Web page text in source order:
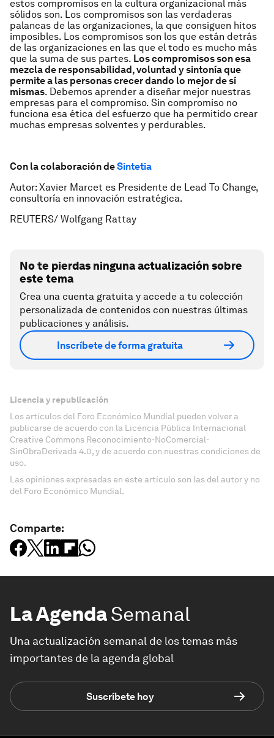
estos compromisos en la cultura organizacional más
sólidos son. Los compromisos son las verdaderas
palancas de las organizaciones, la que consiguen hitos
imposibles. Los compromisos son los que están detrás
de las organizaciones en las que el todo es mucho más
que la suma de sus partes. Los compromisos son esa
mezcla de responsabilidad, voluntad y sintonía que
permite a las personas crecer dando lo mejor de sí
mismas. Debemos aprender a diseñar mejor nuestras
empresas para el compromiso. Sin compromiso no
funciona esa ética del esfuerzo que ha permitido crear
muchas empresas solventes y perdurables.
Con la colaboración deSintetia
Autor: Xavier Marcet es Presidente de Lead To Change,
consultoría en innovación estratégica.
REUTERS/ Wolfgang Rattay
No te pierdas ninguna actualización sobre
este tema
Crea una cuenta gratuita y accede a tu colección
personalizada de contenidos con nuestras últimas
publicaciones y análisis.
Inscríbete de forma gratuita
Licencia y republicación
Los artículos del Foro Económico Mundial pueden volver a
publicarse de acuerdo con la Licencia Pública Internacional
Creative Commons Reconocimiento-NoComercial-
SinObraDerivada 4.0, y de acuerdo con nuestras condiciones de
uso.
Las opiniones expresadas en este artículo son las del autor y no
del Foro Económico Mundial.
Comparte:
La AgendaSemanal
Una actualización semanal de los temas más
importantes de la agenda global
Suscríbete hoy